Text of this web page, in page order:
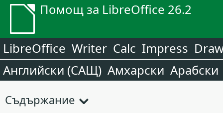
Помощ за LibreOffice 26.2
LibreOffice Writer Calc Impress
Английски (САЩ) Амхарски Арабски
Съдържание